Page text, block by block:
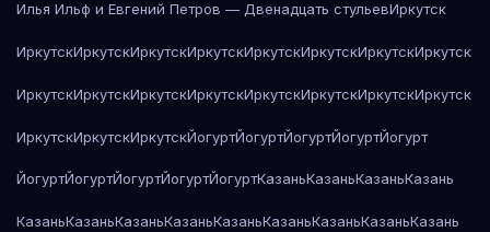
Илья Ильф и Евгений Петров — Двенадцать стульевИркутск
ИркутскИркутскИркутскИркутскИркутскИркутскИркутскИркутск
ИркутскИркутскИркутскИркутскИркутскИркутскИркутскИркутск
ИркутскИркутскИркутскЙогуртЙогуртЙогуртЙогуртЙогурт
ЙогуртЙогуртЙогуртЙогуртЙогуртКазаньКазаньКазаньКазань
КазаньКазаньКазаньКазаньКазаньКазаньКазаньКазаньКазань